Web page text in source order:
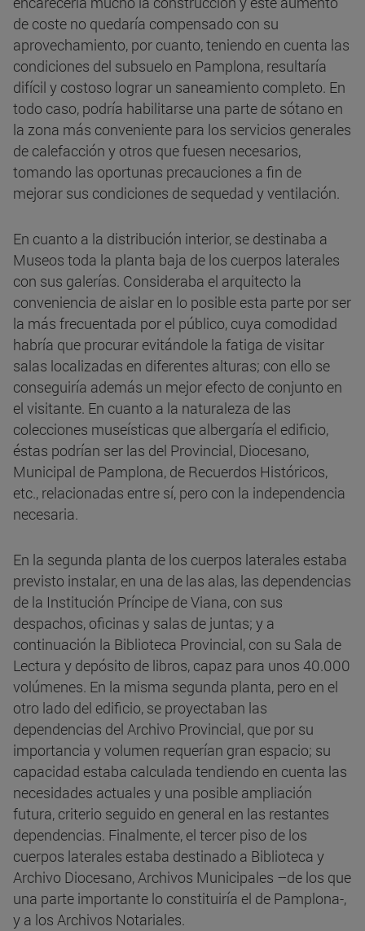
de coste no quedaría compensado con su
aprovechamiento, por cuanto, teniendo en cuenta las
condiciones del subsuelo en Pamplona, resultaría
difícil y costoso lograr un saneamiento completo. En
todo caso, podría habilitarse una parte de sótano en
la zona más conveniente para los servicios generales
de calefacción y otros que fuesen necesarios,
tomando las oportunas precauciones a fin de
mejorar sus condiciones de sequedad y ventilación.
En cuanto a la distribución interior, se destinaba a
Museos toda la planta baja de los cuerpos laterales
con sus galerías. Consideraba el arquitecto la
conveniencia de aislar en lo posible esta parte por ser
la más frecuentada por el público, cuya comodidad
habría que procurar evitándole la fatiga de visitar
salas localizadas en diferentes alturas; con ello se
conseguiría además un mejor efecto de conjunto en
el visitante. En cuanto a la naturaleza de las
colecciones museísticas que albergaría el edificio,
éstas podrían ser las del Provincial, Diocesano,
Municipal de Pamplona, de Recuerdos Históricos,
etc., relacionadas entre sí, pero con la independencia
necesaria.
En la segunda planta de los cuerpos laterales estaba
previsto instalar, en una de las alas, las dependencias
de la Institución Príncipe de Viana, con sus
despachos, oficinas y salas de juntas; y a
continuación la Biblioteca Provincial, con su Sala de
Lectura y depósito de libros, capaz para unos 40.000
volúmenes. En la misma segunda planta, pero en el
otro lado del edificio, se proyectaban las
dependencias del Archivo Provincial, que por su
importancia y volumen requerían gran espacio; su
capacidad estaba calculada tendiendo en cuenta las
necesidades actuales y una posible ampliación
futura, criterio seguido en general en las restantes
dependencias. Finalmente, el tercer piso de los
cuerpos laterales estaba destinado a Biblioteca y
Archivo Diocesano, Archivos Municipales –de los que
una parte importante lo constituiría el de Pamplona-,
y a los Archivos Notariales.